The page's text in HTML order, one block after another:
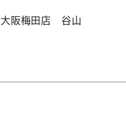
大阪梅田店 谷山